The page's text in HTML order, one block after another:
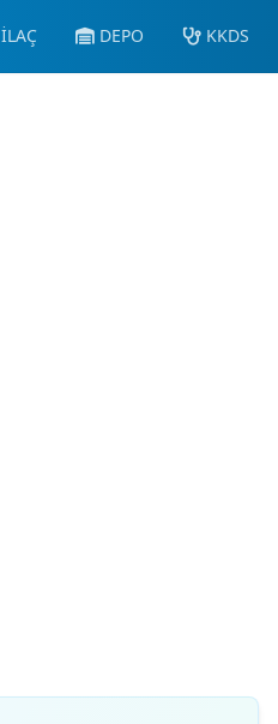
İLAÇ DEPO KKDS